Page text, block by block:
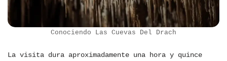
Conociendo Las Cuevas Del Drach
La visita dura aproximadamente una hora y quince